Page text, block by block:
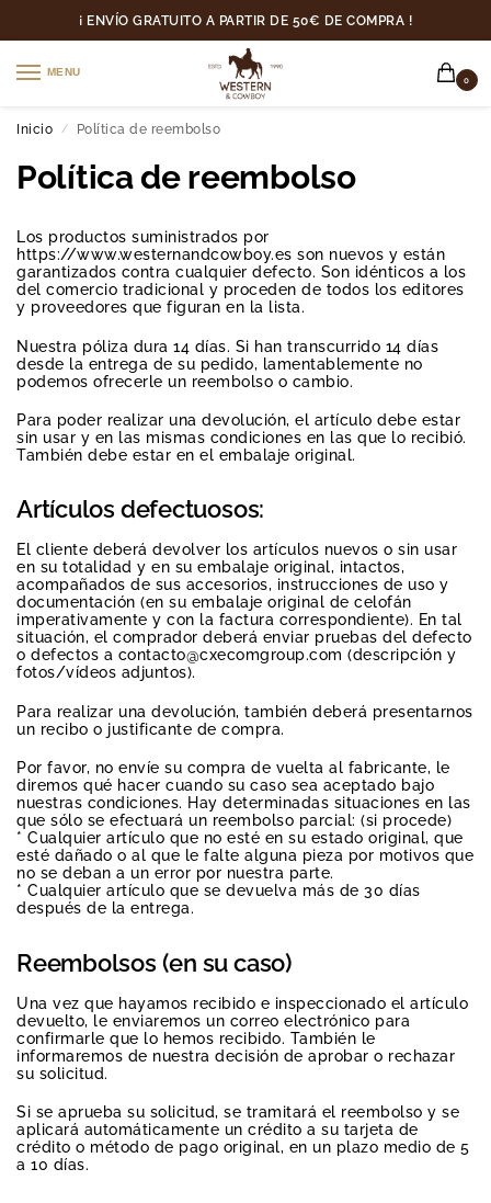
¡ ENVÍO GRATUITO A PARTIR DE 50€ DE COMPRA !
MENU
0
Inicio / Política de reembolso
Política de reembolso
Los productos suministrados por
https://www.westernandcowboy.es son nuevos y están
garantizados contra cualquier defecto. Son idénticos a los
del comercio tradicional y proceden de todos los editores
y proveedores que figuran en la lista.
Nuestra póliza dura 14 días. Si han transcurrido 14 días
desde la entrega de su pedido, lamentablemente no
podemos ofrecerle un reembolso o cambio.
Para poder realizar una devolución, el artículo debe estar
sin usar y en las mismas condiciones en las que lo recibió.
También debe estar en el embalaje original.
Artículos defectuosos:
El cliente deberá devolver los artículos nuevos o sin usar
en su totalidad y en su embalaje original, intactos,
acompañados de sus accesorios, instrucciones de uso y
documentación (en su embalaje original de celofán
imperativamente y con la factura correspondiente). En tal
situación, el comprador deberá enviar pruebas del defecto
o defectos a contacto@cxecomgroup.com (descripción y
fotos/vídeos adjuntos).
Para realizar una devolución, también deberá presentarnos
un recibo o justificante de compra.
Por favor, no envíe su compra de vuelta al fabricante, le
diremos qué hacer cuando su caso sea aceptado bajo
nuestras condiciones. Hay determinadas situaciones en las
que sólo se efectuará un reembolso parcial: (si procede)
* Cualquier artículo que no esté en su estado original, que
esté dañado o al que le falte alguna pieza por motivos que
no se deban a un error por nuestra parte.
* Cualquier artículo que se devuelva más de 30 días
después de la entrega.
Reembolsos (en su caso)
Una vez que hayamos recibido e inspeccionado el artículo
devuelto, le enviaremos un correo electrónico para
confirmarle que lo hemos recibido. También le
informaremos de nuestra decisión de aprobar o rechazar
su solicitud.
Si se aprueba su solicitud, se tramitará el reembolso y se
aplicará automáticamente un crédito a su tarjeta de
crédito o método de pago original, en un plazo medio de 5
a 10 días.